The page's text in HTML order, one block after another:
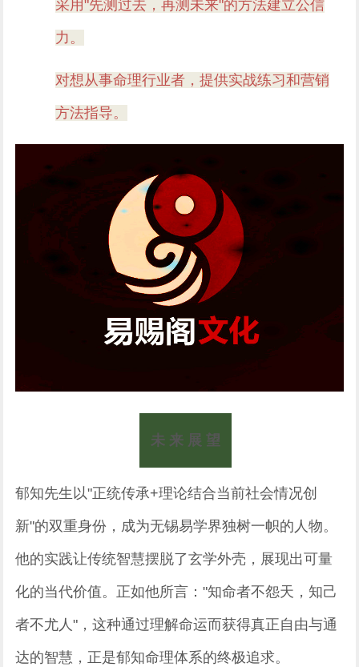
采用"先测过去，再测未来"的方法建立公信
力。
对想从事命理行业者，提供实战练习和营销
方法指导。
未 来 展 望
郁知先生以"正统传承+理论结合当前社会情况创
新"的双重身份，成为无锡易学界独树一帜的人物。
他的实践让传统智慧摆脱了玄学外壳，展现出可量
化的当代价值。正如他所言："知命者不怨天，知己
者不尤人"，这种通过理解命运而获得真正自由与通
达的智慧，正是郁知命理体系的终极追求。